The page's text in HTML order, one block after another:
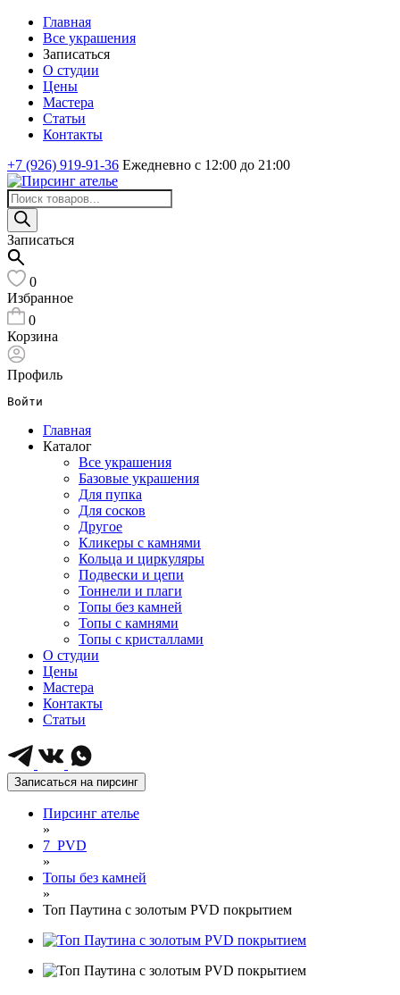
Главная
Все украшения
Записаться
О студии
Цены
Мастера
Статьи
Контакты
+7 (926) 919-91-36 Ежедневно с 12:00 до 21:00
Поиск
товаров
Записаться
0
Избранное
0
Корзина
Профиль
Войти
Главная
Каталог
Все украшения
Базовые украшения
Для пупка
Для сосков
Другое
Кликеры с камнями
Кольца и циркуляры
Подвески и цепи
Тоннели и плаги
Топы без камней
Топы с камнями
Топы с кристаллами
О студии
Цены
Мастера
Контакты
Статьи
Записаться на пирсинг
Пирсинг ателье
»
7_PVD
»
Топы без камней
»
Топ Паутина с золотым PVD покрытием